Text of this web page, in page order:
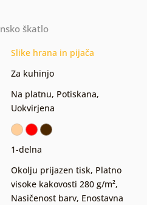
škatlo
Slike hrana in pijača
Za kuhinjo
Na platnu, Potiskana,
Uokvirjena
1-delna
Okolju prijazen tisk, Platno
visoke kakovosti 280 g/m²,
Nasičenost barv, Enostavna